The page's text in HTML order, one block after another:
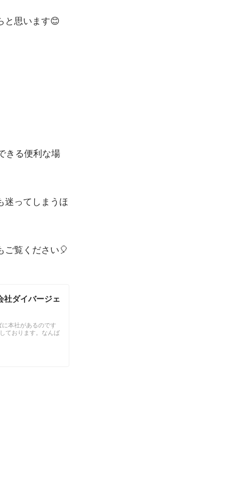
と思います😊
きる便利な場
迷ってしまうほ
ご覧ください🎈
社ダイバージェ
本社があるのです
ております。なんば